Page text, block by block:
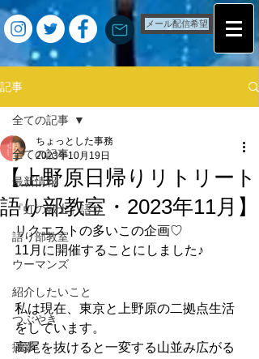
メール配信希望
記事
全ての記事
最新情報
『虹の戦士』語り
語り部教室
ウーマンズ
紹介したいこと
つぶやき
撮影
全ての記事
【上野原日帰りリトリート
語り部教室・2023年11月】
ちょっとした事務
2023年10月19日
リクエストの多いこの企画♡
11月に開催することにしました♪
私は現在、東京と上野原の二拠点生活
をしています。
高尾を抜けると一変する山並み広がる